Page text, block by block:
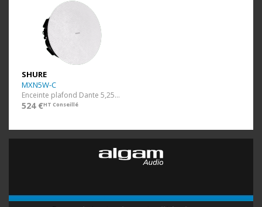
SHURE
MXN5W-C
Enceinte plafond Dante 5,25" blanc
524 €HT Conseillé